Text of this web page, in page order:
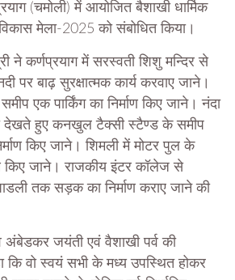
(चमोली) में आयोजित बैशाखी धार्मिक
मेला-2025 को संबोधित किया।
ने कर्णप्रयाग में सरस्वती शिशु मन्दिर से
पर बाढ़ सुरक्षात्मक कार्य करवाए जाने।
एक पार्किंग का निर्माण किए जाने। नंदा
देखते हुए कनखुल टैक्सी स्टैण्ड के समीप
किए जाने। शिमली में मोटर पुल के
किए जाने। राजकीय इंटर कॉलेज से
तक सड़क का निर्माण कराए जाने की
अंबेडकर जयंती एवं वैशाखी पर्व की
कि वो स्वयं सभी के मध्य उपस्थित होकर